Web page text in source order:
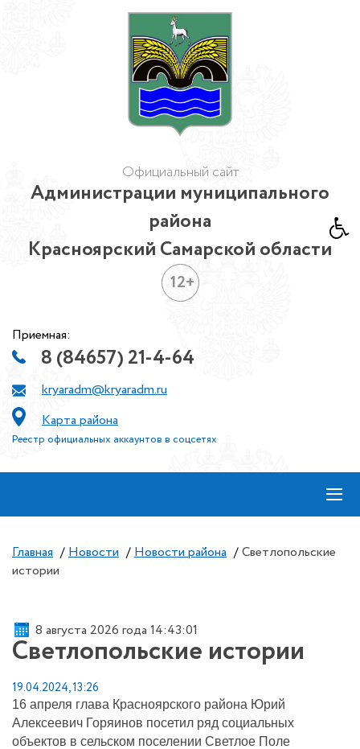
Официальный сайт
Администрации муниципального
района
Красноярский Самарской области
12+
Приемная:
8 (84657) 21-4-64
kryaradm@kryaradm.ru
Карта района
Реестр официальных аккаунтов в соцсетях
≡
Главная / Новости / Новости района / Светлопольские
истории
8 августа 2026 года 14:43:01
Светлопольские истории
19.04.2024, 13:26
16 апреля глава Красноярского района Юрий
Алексеевич Горяинов посетил ряд социальных
объектов в сельском поселении Светлое Поле